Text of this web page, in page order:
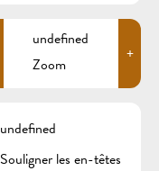
undefined
Zoom
+
undefined
Souligner les en-têtes